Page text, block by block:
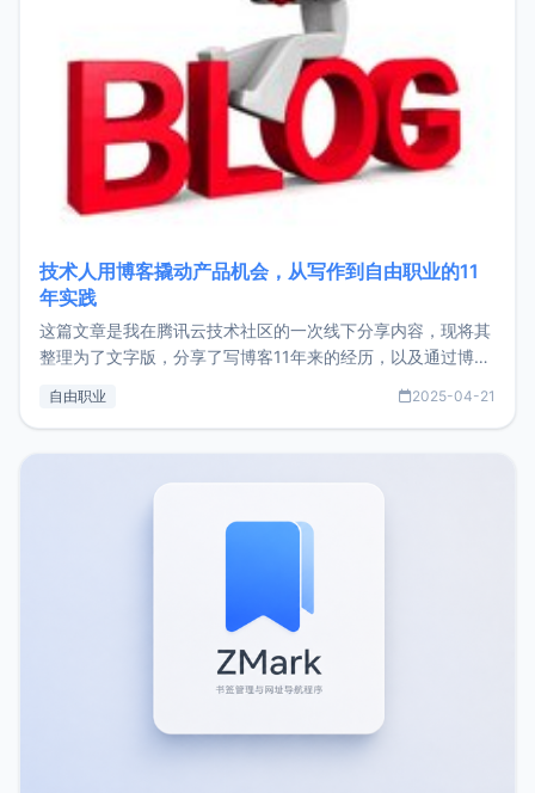
技术人用博客撬动产品机会，从写作到自由职业的11
年实践
这篇文章是我在腾讯云技术社区的一次线下分享内容，现将其
整理为了文字版，分享了写博客11年来的经历，以及通过博客
了我的首个产品ImgURL的真实数据和产品现状。自我介绍大
自由职业 2025-04-21